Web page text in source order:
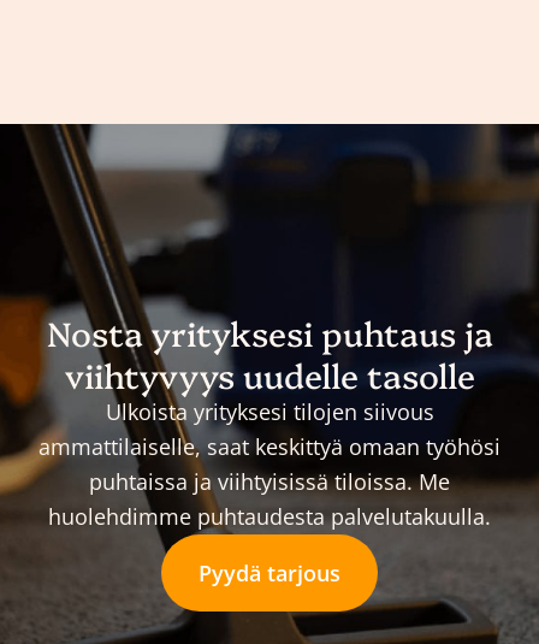
Nosta yrityksesi puhtaus ja
viihtyvyys uudelle tasolle
Ulkoista yrityksesi tilojen siivous
ammattilaiselle, saat keskittyä omaan työhösi
puhtaissa ja viihtyisissä tiloissa. Me
huolehdimme puhtaudesta palvelutakuulla.
Pyydä tarjous